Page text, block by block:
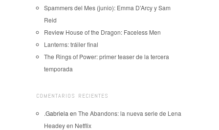
Spammers del Mes (junio): Emma D’Arcy y Sam
Reid
Review House of the Dragon: Faceless Men
Lanterns: tráiler final
The Rings of Power: primer teaser de la tercera
temporada
COMENTARIOS RECIENTES
.Gabriela en The Abandons: la nueva serie de Lena
Headey en Netflix